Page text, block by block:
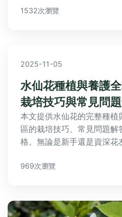
無論是告白、生日或道歉
1532次瀏覽
2025-11-05
水仙花種植與養護
栽培技巧與常見問
本文提供水仙花的完整種
區的栽培技巧、常見問題解
格。無論是新手還是資深花
培育出美麗的水仙花。
969次瀏覽